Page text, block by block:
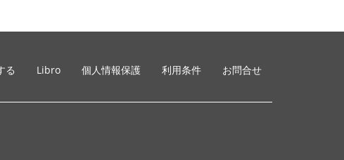
る Libro 個人情報保護 利用条件 お問合せ